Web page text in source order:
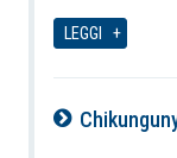
LEGGI